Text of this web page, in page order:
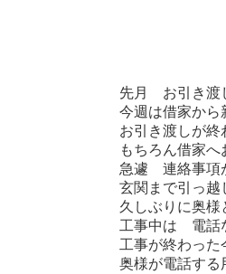
先月 お引き渡
今週は借家から
お引き渡しが終
もちろん借家
急遽 連絡事項
玄関まで引っ越
久しぶりに奥様
工事中は 電話
工事が終わっ
奥様が電話する